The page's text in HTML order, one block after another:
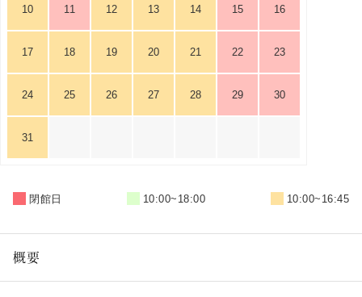
10 11 12 13 14 15 16
17 18 19 20 21 22 23
24 25 26 27 28 29 30
31
閉館日 10:00~18:00 10:00~16:45
概要